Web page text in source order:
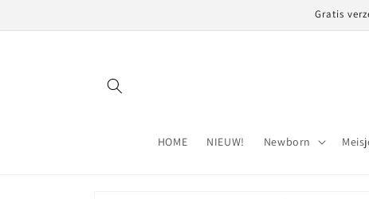
content
Gratis
HOME NIEUW! Newborn